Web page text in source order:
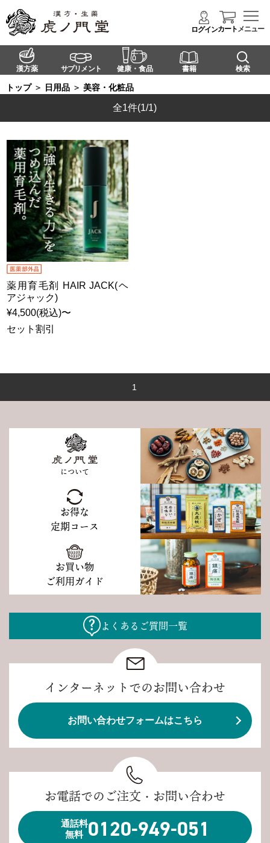
ログインカートメニュー
漢方薬 サプリメント 健康・食品 書籍 検索
トップ ＞ 日用品 ＞ 美容・化粧品
全1件(1/1)
薬用育毛剤 HAIR JACK(ヘ
アジャック)
¥4,500(税込)〜
セット割引
1
について
お得な
定期コース
お買い物
ご利用ガイド
よくあるご質問一覧
インターネットでのお問い合わせ
お問い合わせフォームはこちら
お電話でのご注文・お問い合わせ
通話料
無料 0120-949-051